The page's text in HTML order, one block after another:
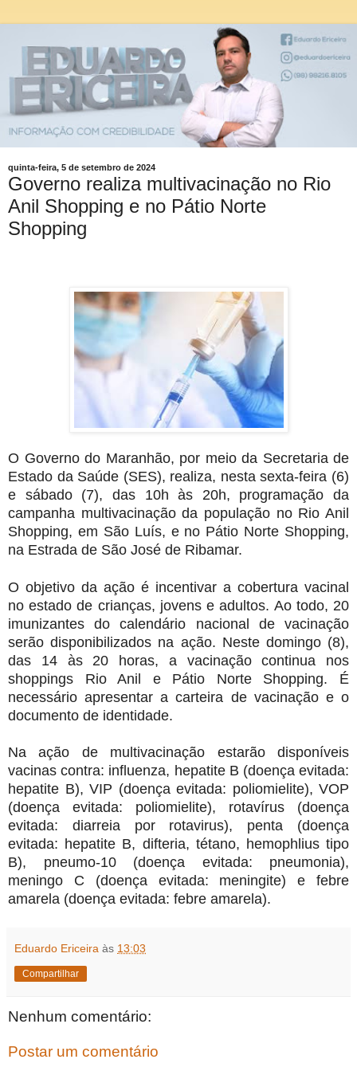
quinta-feira, 5 de setembro de 2024
Governo realiza multivacinação no Rio
Anil Shopping e no Pátio Norte
Shopping
O Governo do Maranhão, por meio da Secretaria de
Estado da Saúde (SES), realiza, nesta sexta-feira (6)
e sábado (7), das 10h às 20h, programação da
campanha multivacinação da população no Rio Anil
Shopping, em São Luís, e no Pátio Norte Shopping,
na Estrada de São José de Ribamar.
O objetivo da ação é incentivar a cobertura vacinal
no estado de crianças, jovens e adultos. Ao todo, 20
imunizantes do calendário nacional de vacinação
serão disponibilizados na ação. Neste domingo (8),
das 14 às 20 horas, a vacinação continua nos
shoppings Rio Anil e Pátio Norte Shopping. É
necessário apresentar a carteira de vacinação e o
documento de identidade.
Na ação de multivacinação estarão disponíveis
vacinas contra: influenza, hepatite B (doença evitada:
hepatite B), VIP (doença evitada: poliomielite), VOP
(doença evitada: poliomielite), rotavírus (doença
evitada: diarreia por rotavirus), penta (doença
evitada: hepatite B, difteria, tétano, hemophlius tipo
B), pneumo-10 (doença evitada: pneumonia),
meningo C (doença evitada: meningite) e febre
amarela (doença evitada: febre amarela).
Eduardo Ericeira às 13:03
Compartilhar
Nenhum comentário:
Postar um comentário